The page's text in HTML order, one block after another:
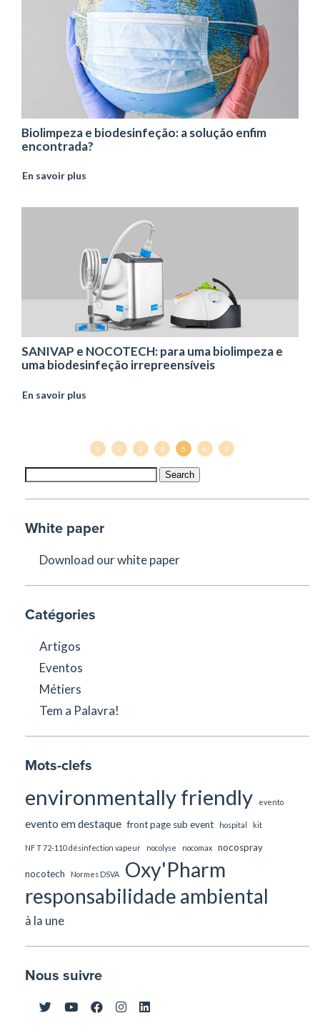
Biolimpeza e biodesinfeção: a solução enfim
encontrada?
En savoir plus
SANIVAP e NOCOTECH: para uma biolimpeza e
uma biodesinfeção irrepreensíveis
En savoir plus
1 2 3 4 5 6 7
Search
White paper
Download our white paper
Catégories
Artigos
Eventos
Métiers
Tem a Palavra!
Mots-clefs
environmentally friendly evento
evento em destaque front page sub event hospital kit
NF T 72-110 désinfection vapeur nocolyse nocomax nocospray
nocotech Normes DSVA
Oxy'Pharm
responsabilidade ambiental
à la une
Nous suivre